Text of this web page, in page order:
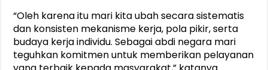
“Oleh karena itu mari kita ubah secara sistematis
dan konsisten mekanisme kerja, pola pikir, serta
budaya kerja individu. Sebagai abdi negara mari
teguhkan komitmen untuk memberikan pelayanan